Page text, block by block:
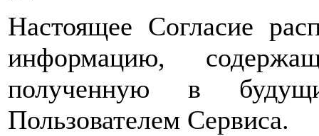
Настоящее Согласие
информацию,
полученную в
Пользователем Сервиса.